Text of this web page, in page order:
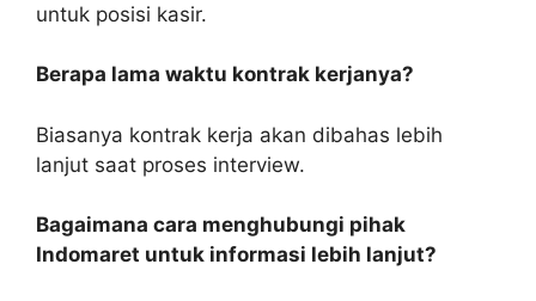
untuk posisi kasir.
Berapa lama waktu kontrak kerjanya?
Biasanya kontrak kerja akan dibahas lebih
lanjut saat proses interview.
Bagaimana cara menghubungi pihak
Indomaret untuk informasi lebih lanjut?